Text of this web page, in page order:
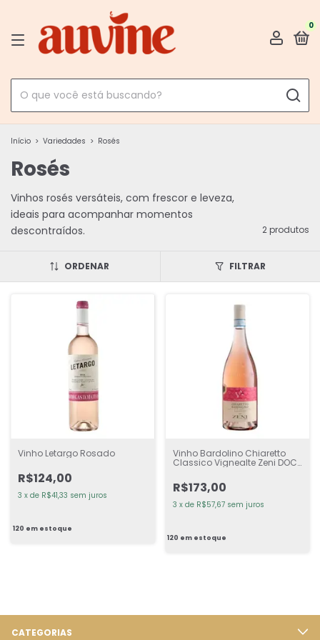
0
Início > Variedades > Rosés
Rosés
Vinhos rosés versáteis, com frescor e leveza,
ideais para acompanhar momentos
descontraídos.
2 produtos
ORDENAR FILTRAR
Vinho Letargo Rosado
R$124,00
3 x de R$41,33 sem juros
120 em estoque
Vinho Bardolino Chiaretto
Classico Vignealte Zeni DOC
R$173,00
3 x de R$57,67 sem juros
120 em estoque
CATEGORIAS